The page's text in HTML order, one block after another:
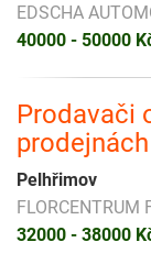
EDSCHA
40000 - 50000
Prodavači
Pelhřimov
FLORCENTRUM
32000 - 38000